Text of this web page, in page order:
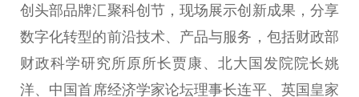
创头部品牌汇聚科创节，现场展示创新成果，分享
数字化转型的前沿技术、产品与服务，包括财政部
财政科学研究所原所长贾康、北大国发院院长姚
洋、 中国首席经济学家论坛理事长连平、英国皇家